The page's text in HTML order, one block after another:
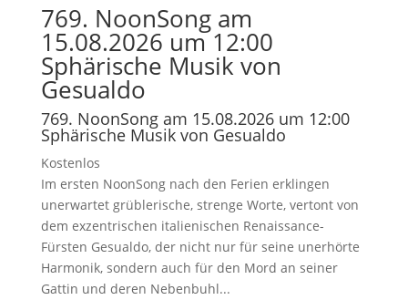
769. NoonSong am
15.08.2026 um 12:00
Sphärische Musik von
Gesualdo
769. NoonSong am 15.08.2026 um 12:00
Sphärische Musik von Gesualdo
Kostenlos
Im ersten NoonSong nach den Ferien erklingen
unerwartet grüblerische, strenge Worte, vertont von
dem exzentrischen italienischen Renaissance-
Fürsten Gesualdo, der nicht nur für seine unerhörte
Harmonik, sondern auch für den Mord an seiner
Gattin und deren Nebenbuhl...